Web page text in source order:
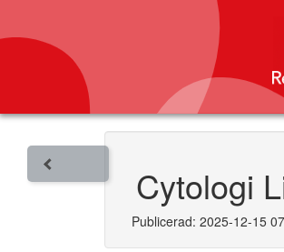
Cytologi
Publicerad: 2025-12-15